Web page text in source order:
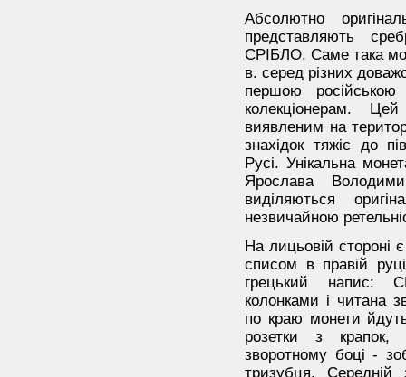
Абсолютно
представляють
СРІБЛО. Саме така
в. серед різних
першою
колекціонерам.
виявленим на
знахідок тяжіє до
Русі. Унікальна
Ярослава
виділяються
незвичайною
На лицьовій стороні
списом в правій
грецький напис:
колонками і читана
по краю монети
розетки з крапок,
зворотному боці -
тризубця. Середній